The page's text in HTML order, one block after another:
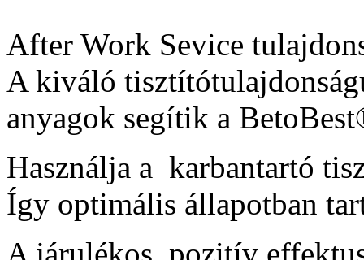
After Work Sevice
A kiváló
anyagok segítik a
Használja a karbantartó
Így optimális állapotban
A járulékos pozitív